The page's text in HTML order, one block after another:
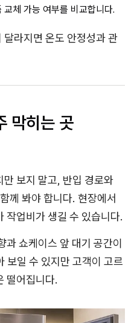
교체 가능 여부를 비교합니다.
라지면 온도 안정성과 관
막히는 곳
보지 말고, 반입 경로와
께 봐야 합니다. 현장에서
작업비가 생길 수 있습니다.
과 쇼케이스 앞 대기 공간이
보일 수 있지만 고객이 고르
떨어집니다.